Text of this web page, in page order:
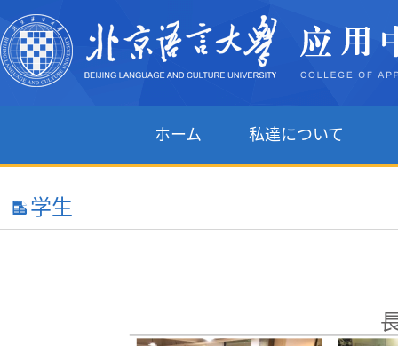
ホーム 私達について
学生